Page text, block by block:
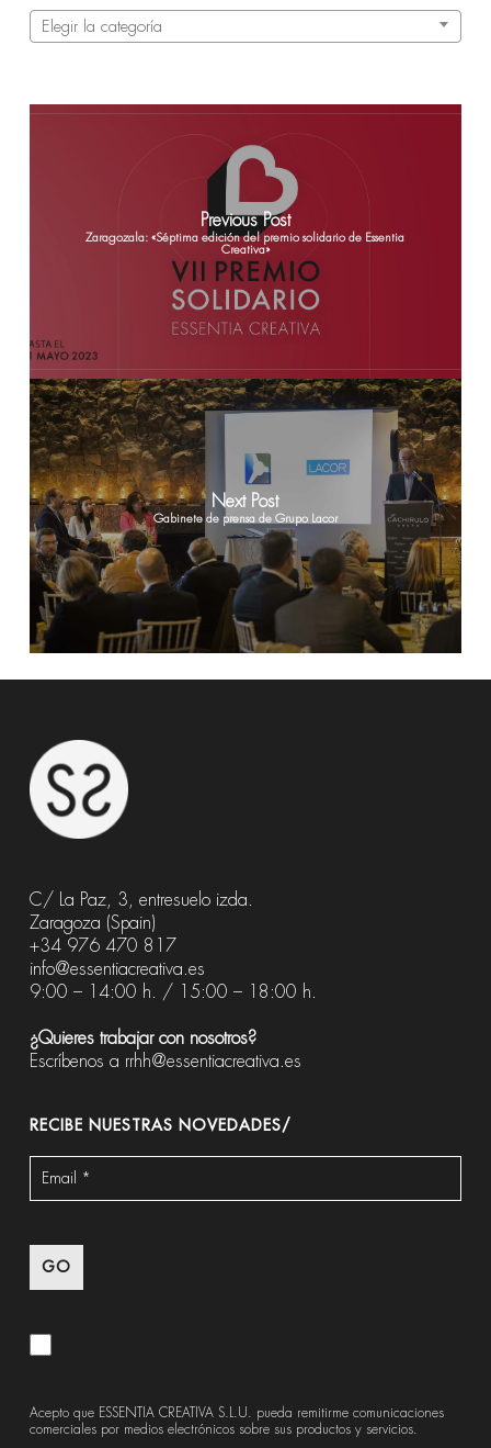
Categorías
Elegir la categoría
Previous Post
Zaragozala: «Séptima edición del premio solidario de Essentia
Creativa»
Next Post
Gabinete de prensa de Grupo Lacor
C/ La Paz, 3, entresuelo izda.
Zaragoza (Spain)
+34 976 470 817
info@essentiacreativa.es
9:00 – 14:00 h. / 15:00 – 18:00 h.
¿Quieres trabajar con nosotros?
Escríbenos a rrhh@essentiacreativa.es
RECIBE NUESTRAS NOVEDADES/
Acepto que ESSENTIA CREATIVA S.L.U. pueda remitirme comunicaciones
comerciales por medios electrónicos sobre sus productos y servicios.